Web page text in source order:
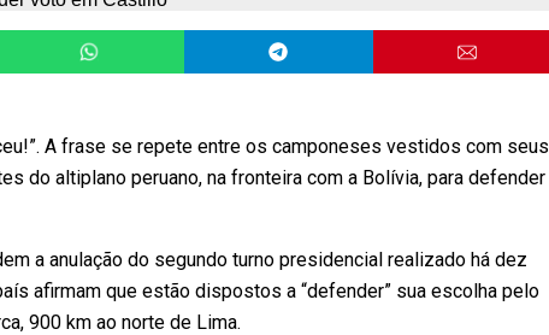
A frase se repete entre os camponeses vestidos com seus
do altiplano peruano, na fronteira com a Bolívia, para defender
a anulação do segundo turno presidencial realizado há dez
afirmam que estão dispostos a “defender” sua escolha pelo
900 km ao norte de Lima.